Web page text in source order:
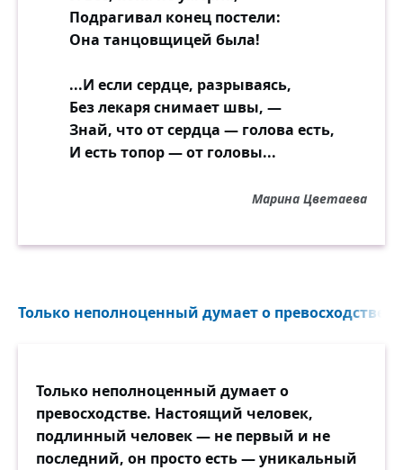
Подрагивал конец постели:
Она танцовщицей была!
...И если сердце, разрываясь,
Без лекаря снимает швы, —
Знай, что от сердца — голова есть,
И есть топор — от головы...
Марина Цветаева
Только неполноценный думает о превосходстве.
Только неполноценный думает о
превосходстве. Настоящий человек,
подлинный человек — не первый и не
последний, он просто есть — уникальный